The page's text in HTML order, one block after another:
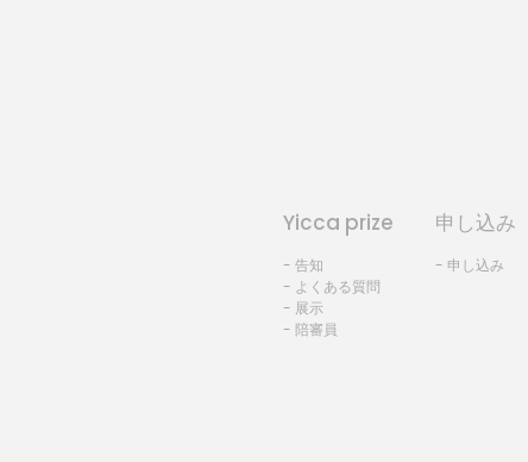
Yicca prize
- 告知
- よくある質問
- 展示
- 陪審員
申し込み
- 申し込み